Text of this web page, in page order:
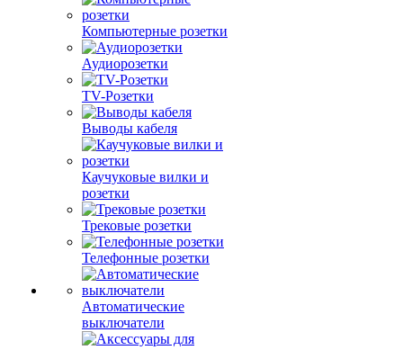
Компьютерные розетки
Аудиорозетки
TV-Розетки
Выводы кабеля
Каучуковые вилки и
розетки
Трековые розетки
Телефонные розетки
Автоматические
выключатели